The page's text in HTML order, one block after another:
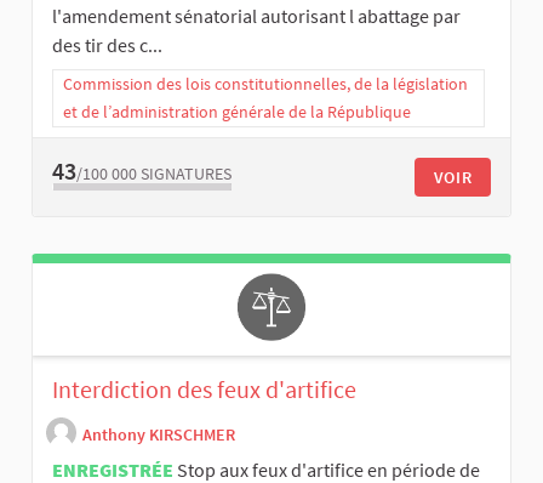
l'amendement sénatorial autorisant l abattage par
des tir des c...
Commission des lois constitutionnelles, de la législation
et de l’administration générale de la République
43/100 000 SIGNATURES VOIR
Interdiction des feux d'artifice
Anthony KIRSCHMER
ENREGISTRÉE Stop aux feux d'artifice en période de